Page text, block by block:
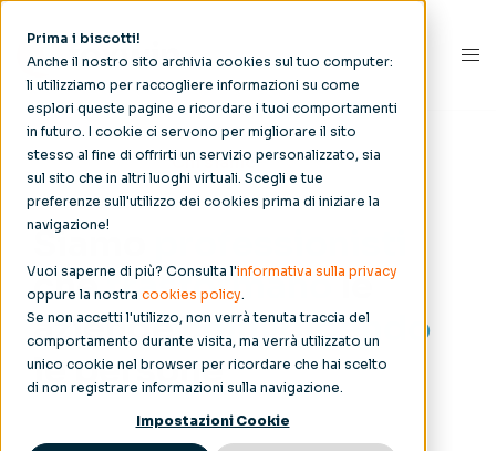
Prima i biscotti!
Anche il nostro sito archivia cookies sul tuo computer:
li utilizziamo per raccogliere informazioni su come
esplori queste pagine e ricordare i tuoi comportamenti
in futuro. I cookie ci servono per migliorare il sito
stesso al fine di offrirti un servizio personalizzato, sia
sul sito che in altri luoghi virtuali. Scegli e tue
preferenze sull'utilizzo dei cookies prima di iniziare la
navigazione!
Vuoi saperne di più? Consulta l'informativa sulla privacy
oppure la nostra cookies policy.
Se non accetti l'utilizzo, non verrà tenuta traccia del
comportamento durante visita, ma verrà utilizzato un
unico cookie nel browser per ricordare che hai scelto
di non registrare informazioni sulla navigazione.
Impostazioni Cookie
Foxwin / Noi / Chi siamo
Siamo
chetrasformanole
aziendecoinvolgendo
le persone